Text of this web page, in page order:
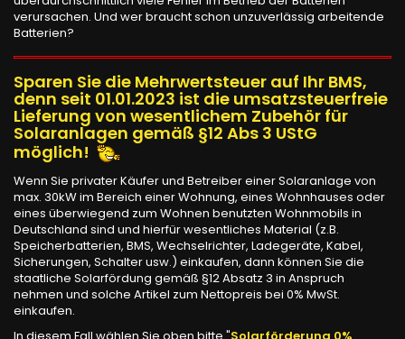
verursachen. Und wer braucht schon unzuverlässig arbeitende
Batterien?
Sparen Sie die Mehrwertsteuer auf Ihr BMS,
denn seit 01.01.2023 ist die umsatzsteuerfreie
Lieferung von wesentlichem Zubehör für
Solaranlagen gemäß §12 Abs 3 UStG
möglich!
Wenn Sie privater Käufer und Betreiber einer Solaranlage von
max. 30kW im Bereich einer Wohnung, eines Wohnhauses oder
eines überwiegend zum Wohnen benutzten Wohnmobils in
Deutschland sind und hierfür wesentliches Material (z.B.
Speicherbatterien, BMS, Wechselrichter, Ladegeräte, Kabel,
Sicherungen, Schalter usw.) einkaufen, dann können Sie die
staatliche Solarfördung gemäß §12 Absatz 3 in Anspruch
nehmen und solche Artikel zum Nettopreis bei 0% MwSt.
einkaufen.
In diesem Fall wählen Sie oben bitte "Solarförderung 0%